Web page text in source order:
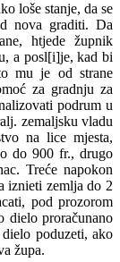
loše stanje, da se
nova graditi. Da
htjede župnik
a posl[i]je, kad bi
mu je od strane
za gradnju za
podrum u
zemaljsku vladu
na lice mjesta,
do 900 fr., drugo
Treće napokon
iznieti zemlja do 2
pod prozorom
dielo proračunano
poduzeti, ako
župa.